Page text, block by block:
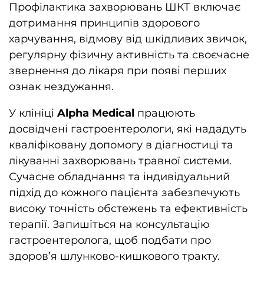
Профілактика захворювань ШКТ включає
дотримання принципів здорового
харчування, відмову від шкідливих звичок,
регулярну фізичну активність та своєчасне
звернення до лікаря при появі перших
ознак нездужання.
У клініці Alpha Medical працюють
досвідчені гастроентерологи, які нададуть
кваліфіковану допомогу в діагностиці та
лікуванні захворювань травної системи.
Сучасне обладнання та індивідуальний
підхід до кожного пацієнта забезпечують
високу точність обстежень та ефективність
терапії. Запишіться на консультацію
гастроентеролога, щоб подбати про
здоров’я шлунково-кишкового тракту.